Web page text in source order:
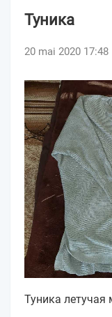
Туника
20 mai 2020 17:48
Туника